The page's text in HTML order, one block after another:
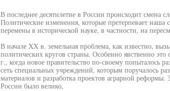
В последнее десятилетие в России происходит смена
Политические изменения, которые претерпевает
перемены в исторической науке, в частности, на
В начале XX в. земельная проблема, как известно,
политических кругов страны. Особенно явственно
г., когда новое правительство по-своему попыталось
сеть специальных учреждений, которым поручалось
материалов и разработка проектов аграрной
России было велико,